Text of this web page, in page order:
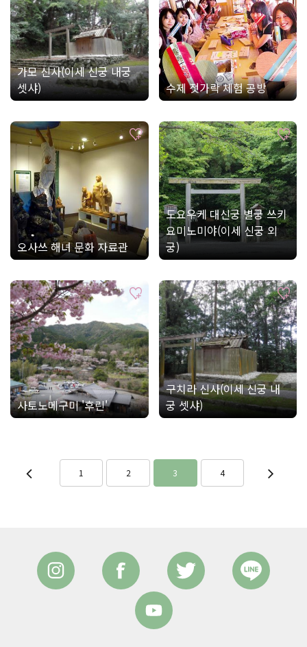
가모 신사(이세 신궁 내궁
셋샤)
수제 젓가락 체험 공방
오사쓰 해녀 문화 자료관
도요우케 대신궁 별궁 쓰키
요미노미야(이세 신궁 외
궁)
사토노메구미 '후린'
구치라 신사(이세 신궁 내
궁 셋샤)
1 2 3 4